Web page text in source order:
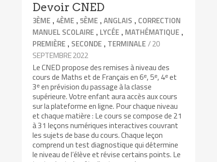
Devoir CNED
3ÈME , 4ÈME ,5ÈME ,ANGLAIS , CORRECTION
MANUEL SCOLAIRE , LYCÉE , MATHÉMATIQUE ,
PREMIÈRE , SECONDE , TERMINALE/ 20
SEPTEMBRE 2022
Le CNED propose des remises à niveau des
cours de Maths et de Français en 6ᵉ, 5ᵉ, 4ᵉ et
3ᵉ en prévision du passage à la classe
supérieure. Votre enfant aura accès aux cours
sur la plateforme en ligne. Pour chaque niveau
et chaque matière : Le cours se compose de 21
à 31 leçons numériques interactives couvrant
les sujets de base du cours. Chaque leçon
comprend un test diagnostique qui détermine
le niveau de l’élève et révise certains points. Le